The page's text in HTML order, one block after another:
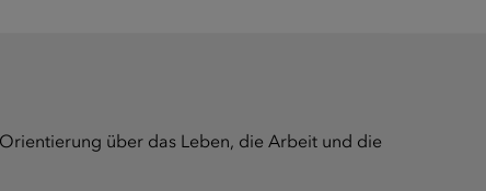
über das Leben, die Arbeit und die